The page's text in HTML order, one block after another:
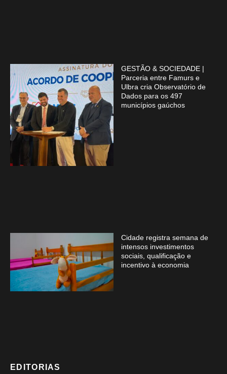
GESTÃO & SOCIEDADE |
Parceria entre Famurs e
Ulbra cria Observatório de
Dados para os 497
municípios gaúchos
Cidade registra semana de
intensos investimentos
sociais, qualificação e
incentivo à economia
EDITORIAS